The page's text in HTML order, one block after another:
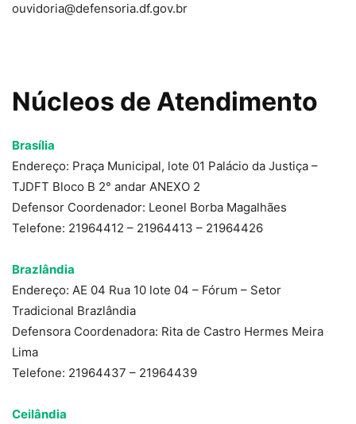
ouvidoria@defensoria.df.gov.br
Núcleos de Atendimento
Brasília
Endereço: Praça Municipal, lote 01 Palácio da Justiça –
TJDFT Bloco B 2° andar ANEXO 2
Defensor Coordenador: Leonel Borba Magalhães
Telefone: 21964412 – 21964413 – 21964426
Brazlândia
Endereço: AE 04 Rua 10 lote 04 – Fórum – Setor
Tradicional Brazlândia
Defensora Coordenadora: Rita de Castro Hermes Meira
Lima
Telefone: 21964437 – 21964439
Ceilândia